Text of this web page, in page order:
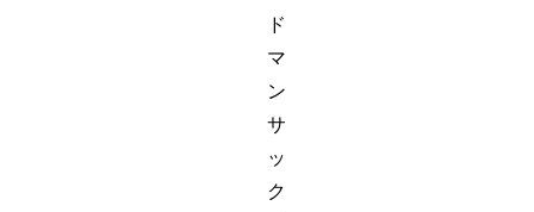
ド
マ
ン
サ
ッ
ク